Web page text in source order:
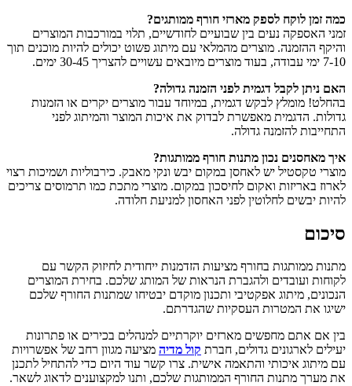
כמה זמן לוקח לספק מארזי חורף ממותגים?
זמני האספקה נעים בין שבועיים לחודשיים, תלוי במורכבות המוצרים
והיקף ההזמנה. מוצרים מהמלאי עם מיתוג פשוט יכולים להיות מוכנים תוך
7-10 ימי עבודה, בעוד מוצרים מיובאים עשויים להצריך 30-45 ימים.
האם ניתן לקבל דגמית לפני הזמנה גדולה?
בהחלט! מומלץ לבקש דגמית, במיוחד עבור מוצרים יקרים או הזמנות
גדולות. הדגמית מאפשרת לבדוק את איכות המוצר והמיתוג לפני
התחייבות להזמנה גדולה.
איך מאחסנים נכון מתנות חורף ממותגות?
מוצרי טקסטיל יש לאחסן במקום יבש ונקי מאבק. כירבוליות ושמיכות רצוי
לארוז באריזות ואקום לחיסכון במקום. מוצרי מתכת כמו תרמוסים צריכים
להיות יבשים לחלוטין לפני האחסון למניעת חלודה.
סיכום
מתנות ממותגות בחורף מציעות הזדמנות ייחודית לחיזוק הקשר עם
לקוחות ועובדים ולהגברת הנראות של המותג שלכם. בחירת המוצרים
הנכונים, מיתוג אפקטיבי ותכנון מוקדם יבטיחו שמתנות החורף שלכם
ישיגו את המטרות העסקיות שהגדרתם.
בין אם אתם מחפשים מארזים יוקרתיים למנהלים בכירים או פתרונות
יעילים לארגונים גדולים, חברת קול מדיה מציעה מגוון רחב של אפשרויות
עם מיתוג איכותי והתאמה אישית. צרו קשר עוד היום כדי להתחיל לתכנן
את מערך מתנות החורף הממותגות שלכם, ותנו למקצוענים לדאוג לשאר.